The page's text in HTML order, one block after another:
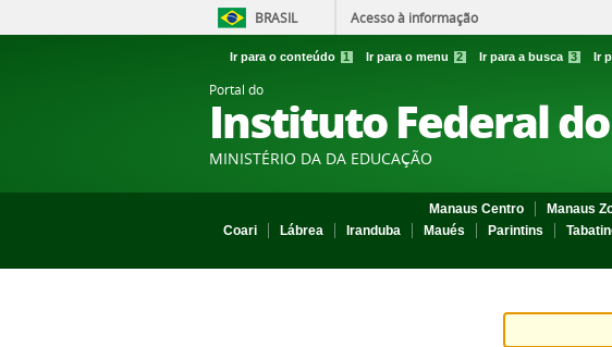
BRASIL Acesso à informação
Ir para o conteúdo 1 Ir para o menu 2 Ir para a busca 3 Ir
Portal do
Instituto Federal
MINISTÉRIO DA DA EDUCAÇÃO
Manaus Centro Manaus
Coari
Lábrea Iranduba Maués Parintins